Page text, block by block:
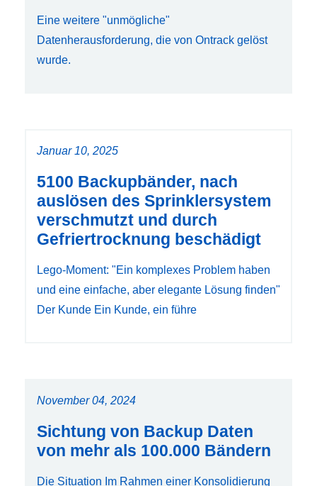
Eine weitere "unmögliche"
Datenherausforderung, die von Ontrack gelöst
wurde.
Januar 10, 2025
5100 Backupbänder, nach
auslösen des Sprinklersystem
verschmutzt und durch
Gefriertrocknung beschädigt
Lego-Moment: "Ein komplexes Problem haben
und eine einfache, aber elegante Lösung finden"
Der Kunde Ein Kunde, ein führe
November 04, 2024
Sichtung von Backup Daten
von mehr als 100.000 Bändern
Die Situation Im Rahmen einer Konsolidierung